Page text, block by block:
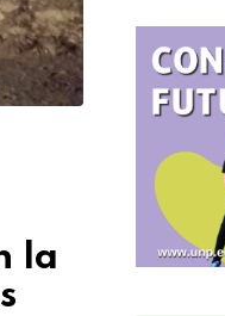
la